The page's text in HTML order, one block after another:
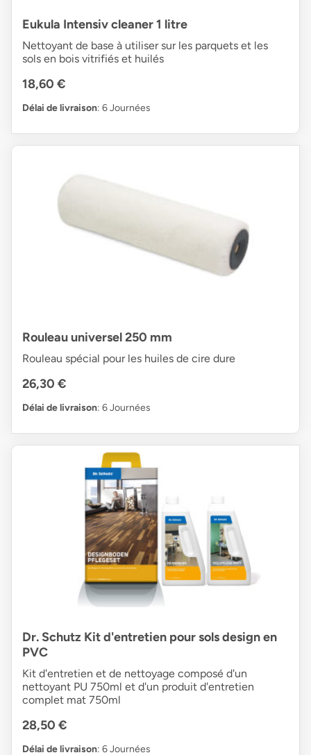
Eukula Intensiv cleaner 1 litre
Nettoyant de base à utiliser sur les parquets et les
sols en bois vitrifiés et huilés
18,60 €
Délai de livraison: 6 Journées
Rouleau universel 250 mm
Rouleau spécial pour les huiles de cire dure
26,30 €
Délai de livraison: 6 Journées
Dr. Schutz Kit d'entretien pour sols design en
PVC
Kit d'entretien et de nettoyage composé d'un
nettoyant PU 750ml et d'un produit d'entretien
complet mat 750ml
28,50 €
Délai de livraison: 6 Journées